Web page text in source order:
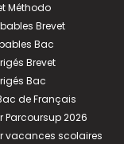
Méthodo
Brevet
Bac
Brevet
Bac
de Français
Parcoursup 2026
vacances scolaires